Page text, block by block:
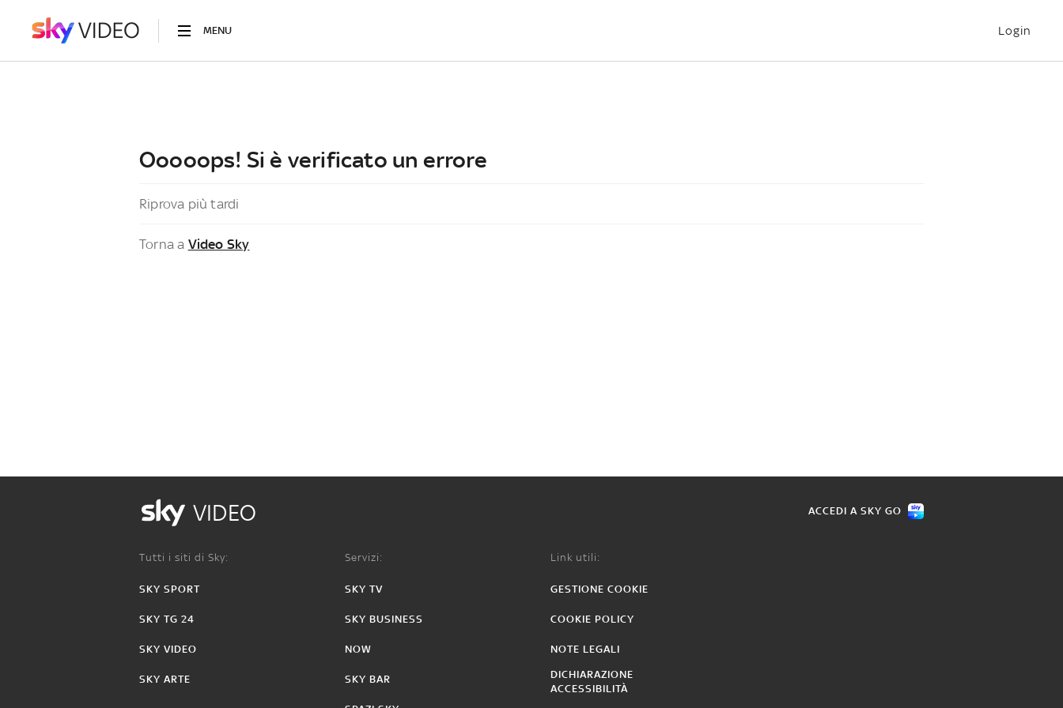
MENU Login
Ooooops! Si è verificato un errore
Riprova più tardi
Torna a Video Sky
VIDEO ACCEDI A SKY GO
Tutti i siti di Sky:
SKY SPORT
SKY TG 24
SKY VIDEO
SKY ARTE
Servizi:
SKY TV
SKY BUSINESS
NOW
SKY BAR
Link utili:
GESTIONE COOKIE
COOKIE POLICY
NOTE LEGALI
DICHIARAZIONE
ACCESSIBILITÀ